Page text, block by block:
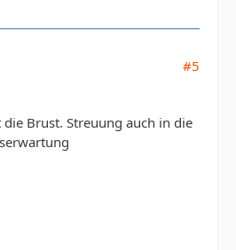
#5
Brust. Streuung auch in die